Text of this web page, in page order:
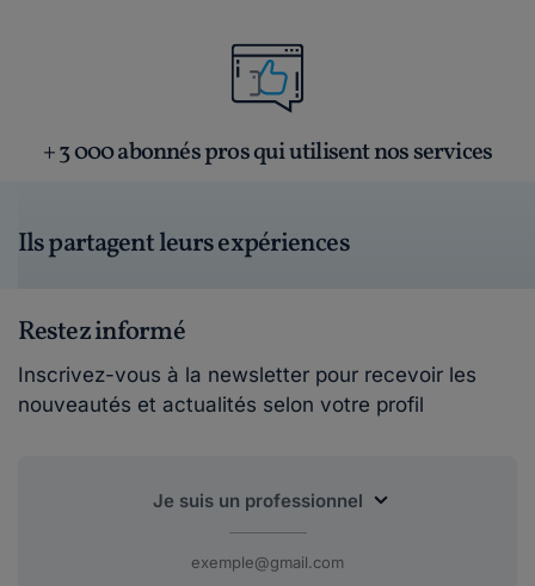
+ 3 000 abonnés pros qui utilisent nos services
Ils partagent leurs expériences
Restez informé
Inscrivez-vous à la newsletter pour recevoir les
nouveautés et actualités selon votre profil